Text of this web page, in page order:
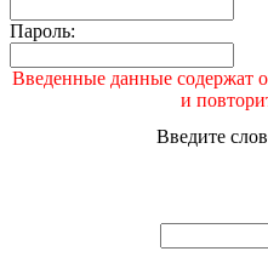
Пароль:
Введенные данные содержат
и
Введите